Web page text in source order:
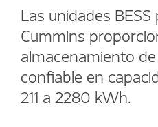
Las unidades
Cummins
almacenamiento
confiable en
211 a 2280 kWh.